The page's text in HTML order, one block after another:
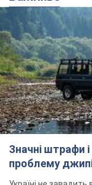
Значні штрафи і
проблему
Україні не завадить
8.08.2026 05:10 2,4
На Прикарпатті
спеки пройшла
дороги
Відео
Негода накрила